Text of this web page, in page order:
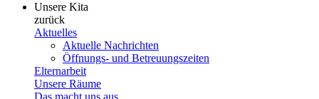
Unsere Kita
zurück
Aktuelles
Aktuelle Nachrichten
Öffnungs- und Betreuungszeiten
Elternarbeit
Unsere Räume
Das macht uns aus